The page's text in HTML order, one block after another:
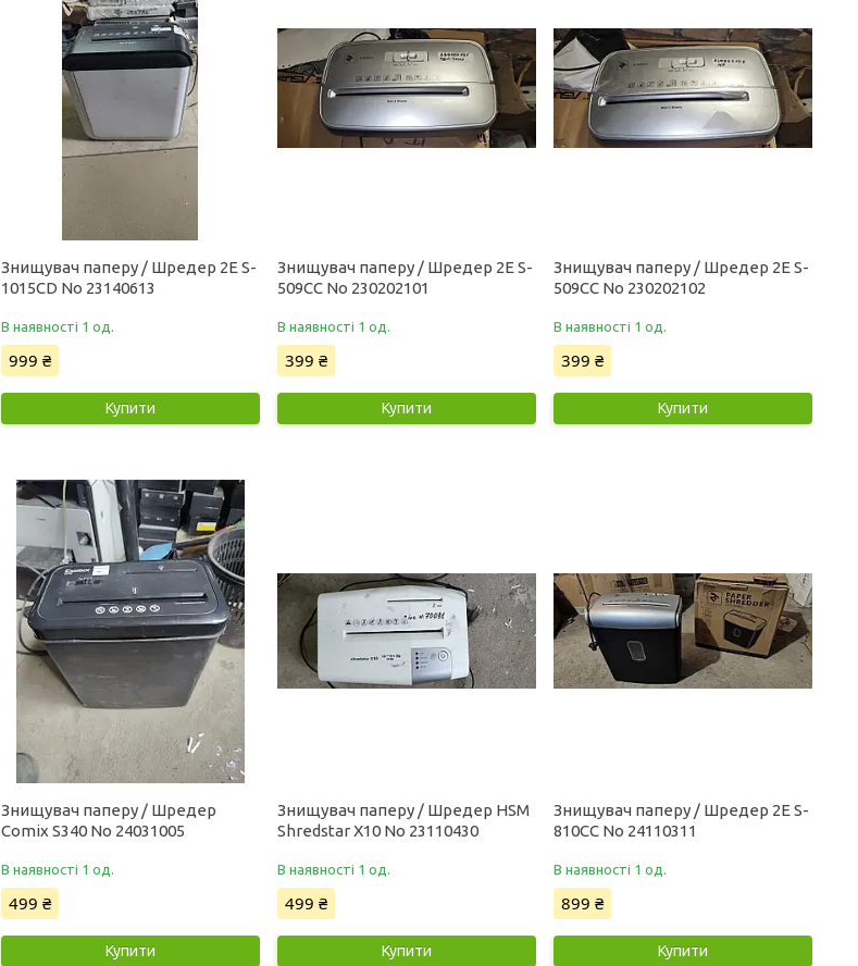
Знищувач паперу / Шредер 2E S-
1015CD No 23140613
В наявності 1 од.
999 ₴
Купити
Знищувач паперу / Шредер 2E S-
509CC No 230202101
В наявності 1 од.
399 ₴
Купити
Знищувач паперу / Шредер 2E S-
509CC No 230202102
В наявності 1 од.
399 ₴
Купити
Знищувач паперу / Шредер
Comix S340 No 24031005
В наявності 1 од.
499 ₴
Купити
Знищувач паперу / Шредер HSM
Shredstar X10 No 23110430
В наявності 1 од.
499 ₴
Купити
Знищувач паперу / Шредер 2E S-
810CC No 24110311
В наявності 1 од.
899 ₴
Купити